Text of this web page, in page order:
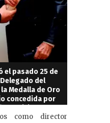
el pasado 25 de
del
Medalla de Oro
concedida por
como director